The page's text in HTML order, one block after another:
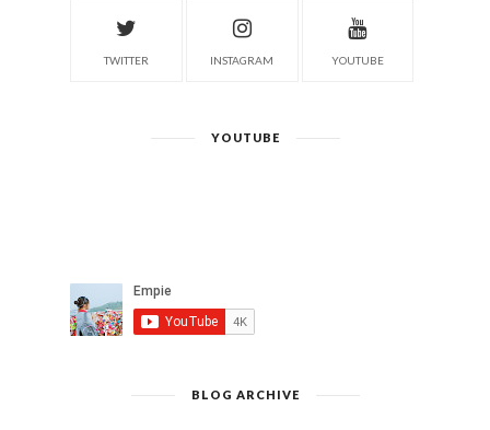
TWITTER INSTAGRAM YOUTUBE
YOUTUBE
BLOG ARCHIVE